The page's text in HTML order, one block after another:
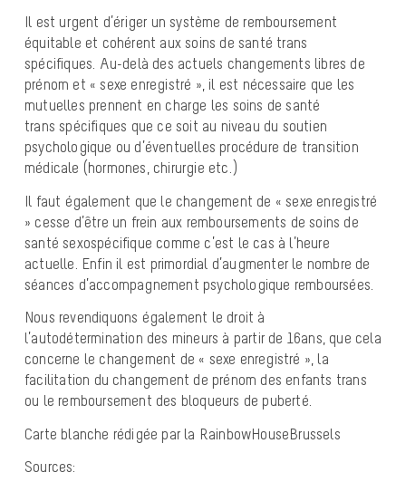
Il est urgent d’ériger un système de remboursement
équitable et cohérent aux soins de santé trans
spécifiques. Au-delà des actuels changements libres de
prénom et « sexe enregistré », il est nécessaire que les
mutuelles prennent en charge les soins de santé
trans spécifiques que ce soit au niveau du soutien
psychologique ou d’éventuelles procédure de transition
médicale (hormones, chirurgie etc.)
Il faut également que le changement de « sexe enregistré
» cesse d’être un frein aux remboursements de soins de
santé sexospécifique comme c’est le cas à l’heure
actuelle. Enfin il est primordial d’augmenter le nombre de
séances d’accompagnement psychologique remboursées.
Nous revendiquons également le droit à
l’autodétermination des mineurs à partir de 16ans, que cela
concerne le changement de « sexe enregistré », la
facilitation du changement de prénom des enfants trans
ou le remboursement des bloqueurs de puberté.
Carte blanche rédigée par la RainbowHouseBrussels
Sources: